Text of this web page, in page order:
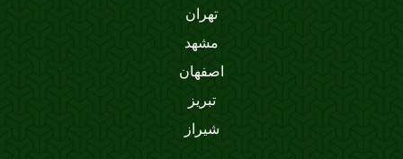
تهران
مشهد
اصفهان
تبریز
شیراز